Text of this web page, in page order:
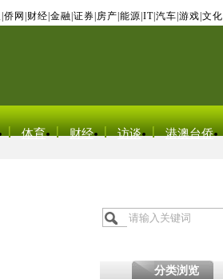
侨网 财经 金融 证券 房产 能源 IT| 汽车 游戏 文化
体育 财经 访谈 港澳台侨
分类浏览